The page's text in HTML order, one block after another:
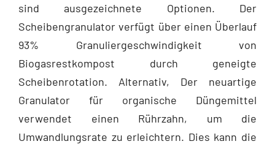
sind ausgezeichnete Optionen. Der
Scheibengranulator verfügt über einen Überlauf
93% Granuliergeschwindigkeit von
Biogasrestkompost durch geneigte
Scheibenrotation. Alternativ, Der neuartige
Granulator für organische Düngemittel
verwendet einen Rührzahn, um die
Umwandlungsrate zu erleichtern. Dies kann die